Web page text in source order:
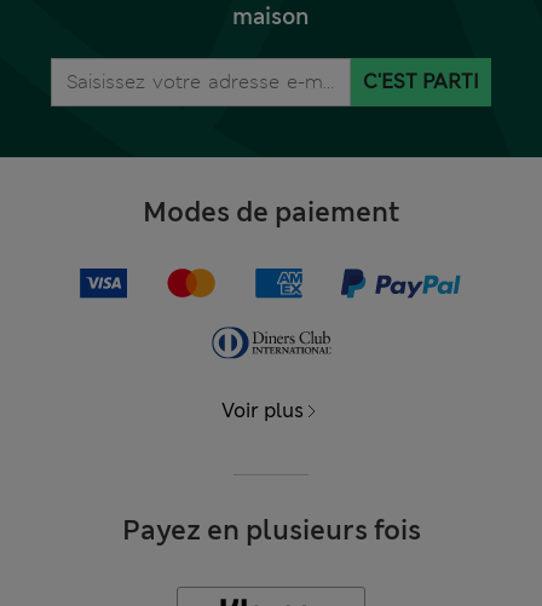
maison
C'EST PARTI
Modes de paiement
Voir plus
Payez en plusieurs fois